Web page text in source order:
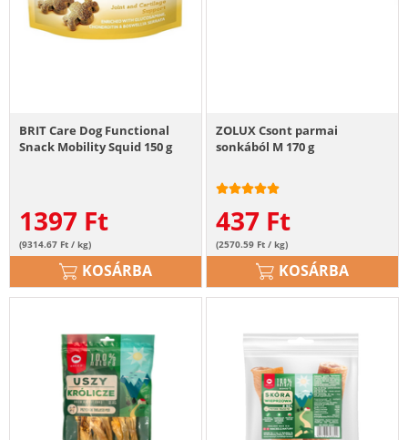
BRIT Care Dog Functional
Snack Mobility Squid 150 g
1397 Ft
(9314.67 Ft / kg)
KOSÁRBA
ZOLUX Csont parmai
sonkából M 170 g
437 Ft
(2570.59 Ft / kg)
KOSÁRBA